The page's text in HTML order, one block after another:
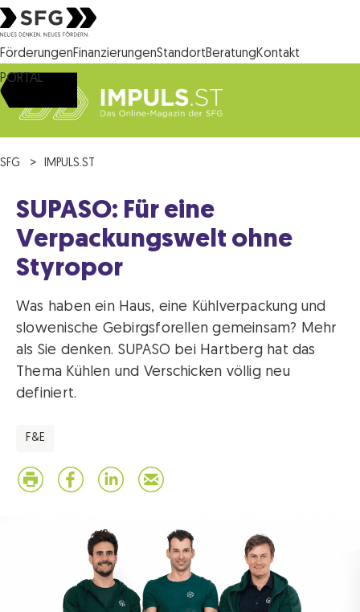
Steirische Wirtschaftsförderungsgesellschaft mbH SFG Logo
FörderungenFinanzierungenStandortBeratungKontakt
PORTAL
SFG IMPULS.ST
SUPASO: Für eine
Verpackungswelt ohne
Styropor
Was haben ein Haus, eine Kühlverpackung und
slowenische Gebirgsforellen gemeinsam? Mehr
als Sie denken. SUPASO bei Hartberg hat das
Thema Kühlen und Verschicken völlig neu
definiert.
F&E